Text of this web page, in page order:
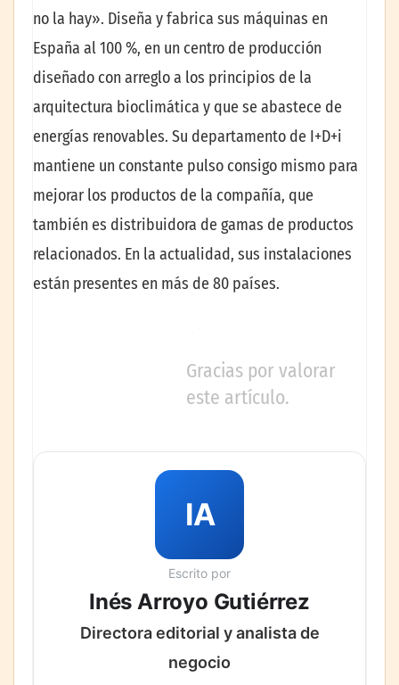
no la hay». Diseña y fabrica sus máquinas en
España al 100 %, en un centro de producción
diseñado con arreglo a los principios de la
arquitectura bioclimática y que se abastece de
energías renovables. Su departamento de I+D+i
mantiene un constante pulso consigo mismo para
mejorar los productos de la compañía, que
también es distribuidora de gamas de productos
relacionados. En la actualidad, sus instalaciones
están presentes en más de 80 países.
Gracias por valorar
este artículo.
IA
Escrito por
Inés Arroyo Gutiérrez
Directora editorial y analista de
negocio